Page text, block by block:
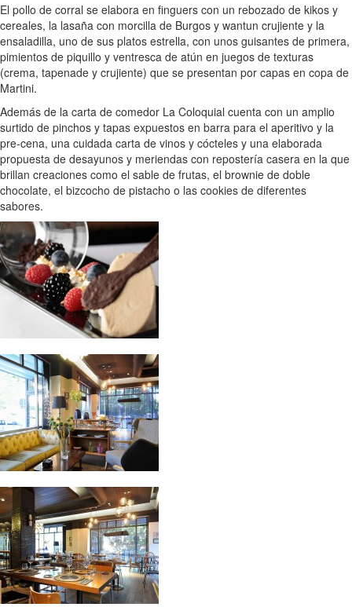
El pollo de corral se elabora en finguers con un rebozado de kikos y
cereales, la lasaña con morcilla de Burgos y wantun crujiente y la
ensaladilla, uno de sus platos estrella, con unos guisantes de primera,
pimientos de piquillo y ventresca de atún en juegos de texturas
(crema, tapenade y crujiente) que se presentan por capas en copa de
Martini.
Además de la carta de comedor La Coloquial cuenta con un amplio
surtido de pinchos y tapas expuestos en barra para el aperitivo y la
pre-cena, una cuidada carta de vinos y cócteles y una elaborada
propuesta de desayunos y meriendas con repostería casera en la que
brillan creaciones como el sable de frutas, el brownie de doble
chocolate, el bizcocho de pistacho o las cookies de diferentes
sabores.